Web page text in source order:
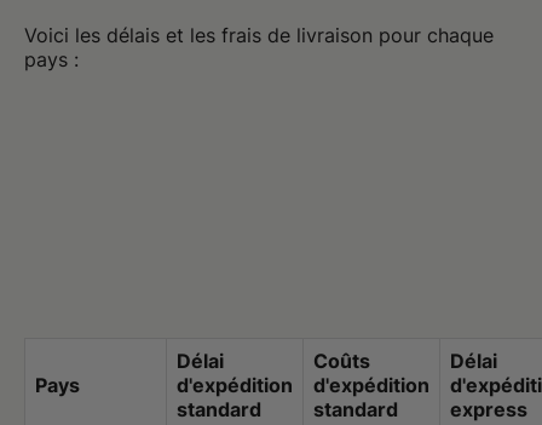
Voici les délais et les frais de livraison pour chaque
Pays
Délai
d'expédition
standard
Coûts
d'expédition
standard
Délai
express